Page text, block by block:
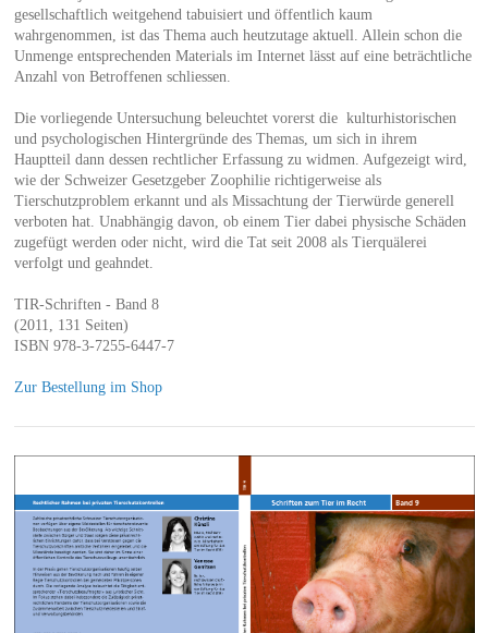
gesellschaftlich weitgehend tabuisiert und öffentlich kaum
wahrgenommen, ist das Thema auch heutzutage aktuell. Allein schon die
Unmenge entsprechenden Materials im Internet lässt auf eine beträchtliche
Anzahl von Betroffenen schliessen.
Die vorliegende Untersuchung beleuchtet vorerst die kulturhistorischen
und psychologischen Hintergründe des Themas, um sich in ihrem
Hauptteil dann dessen rechtlicher Erfassung zu widmen. Aufgezeigt wird,
wie der Schweizer Gesetzgeber Zoophilie richtigerweise als
Tierschutzproblem erkannt und als Missachtung der Tierwürde generell
verboten hat. Unabhängig davon, ob einem Tier dabei physische Schäden
zugefügt werden oder nicht, wird die Tat seit 2008 als Tierquälerei
verfolgt und geahndet.
TIR-Schriften - Band 8
(2011, 131 Seiten)
ISBN 978-3-7255-6447-7
Zur Bestellung im Shop